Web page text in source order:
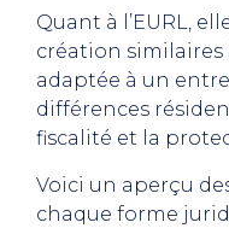
Quant à l’EURL,
création similaires
adaptée à un
différences
fiscalité et la
Voici un aperçu
chaque forme